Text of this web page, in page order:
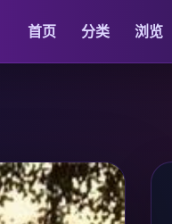
首页 分类 浏览